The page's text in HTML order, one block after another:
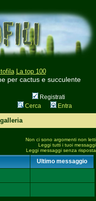
La top 100
per cactus e succulente
Registrati
Cerca Entra
Non ci sono argomenti non letti
Leggi tutti i tuoi messaggi
Leggi messaggi senza risposta
Ultimo messaggio